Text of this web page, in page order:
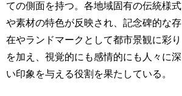
ての側面を持つ。各地域固有の伝統様式
や素材の特色が反映され、記念碑的な存
在やランドマークとして都市景観に彩り
を加え、視覚的にも感情的にも人々に深
い印象を与える役割を果たしている。